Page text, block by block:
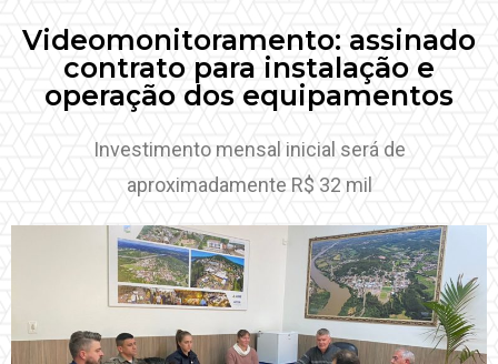
Videomonitoramento: assinado
contrato para instalação e
operação dos equipamentos
Investimento mensal inicial será de
aproximadamente R$ 32 mil